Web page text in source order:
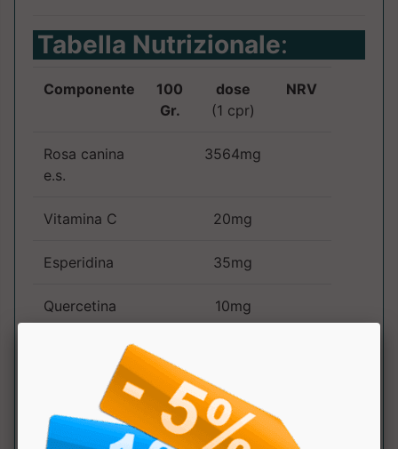
Tabella Nutrizionale:
Componente
100
Gr.
dose
(1 cpr)
NRV
Rosa canina
e.s.
3564mg
Vitamina C 20mg
Esperidina 35mg
Quercetina 10mg
Arancia rossa
apporto tot
vit.C
500mg